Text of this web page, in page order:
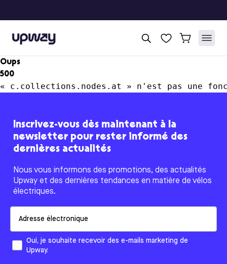
Upway
Oups
500
« c.collections.nodes.at » n'est pas une
Inscrivez-vous dès maintenant à la
newsletter pour rester informé des
dernières actualités
Nous vous informons des promotions, des actualités
Upway et des dernières tendances en matière de vélos
électriques.
Comment aimeriez-vous que nous vous contactions ?
Oui, je souhaite recevoir des e-mails marketing de
Upway.